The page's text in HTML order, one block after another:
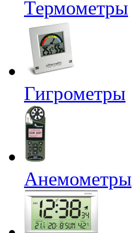
Термометры
Гигрометры
Анемометры